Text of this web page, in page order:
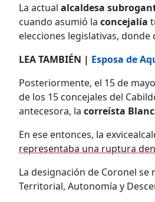
La actual alcaldesa
cuando asumió la concejalía
elecciones legislativas,
LEA TAMBIÉN | Esposa de
Posteriormente, el 15 de
de los 15 concejales del
antecesora, la correísta
En ese entonces, la
representaba una ruptura
La designación de Coronel
Territorial, Autonomía y